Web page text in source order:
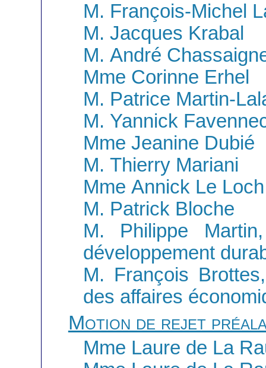
M. François-Michel
M. Jacques Krabal
M. André
Mme Corinne Erhel
M. Patrice Martin-
M. Yannick
Mme Jeanine Dubié
M. Thierry Mariani
Mme Annick Le Loch
M. Patrick Bloche
M. Philippe
développement
M. François
des affaires
Motion de rejet
Mme Laure de La